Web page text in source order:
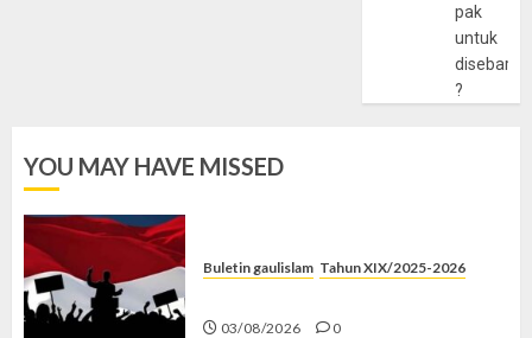
pak
untuk
?
YOU MAY HAVE MISSED
Buletin gaulislam Tahun XIX/2025-2026
03/08/2026 0